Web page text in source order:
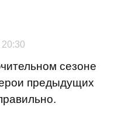
сезоне
предыдущих